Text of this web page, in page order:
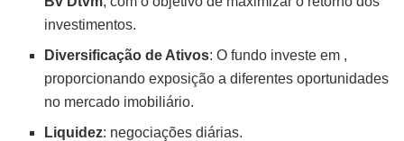
investimentos.
Diversificação de Ativos: O fundo investe em ,
proporcionando exposição a diferentes oportunidades
no mercado imobiliário.
Liquidez: negociações diárias.